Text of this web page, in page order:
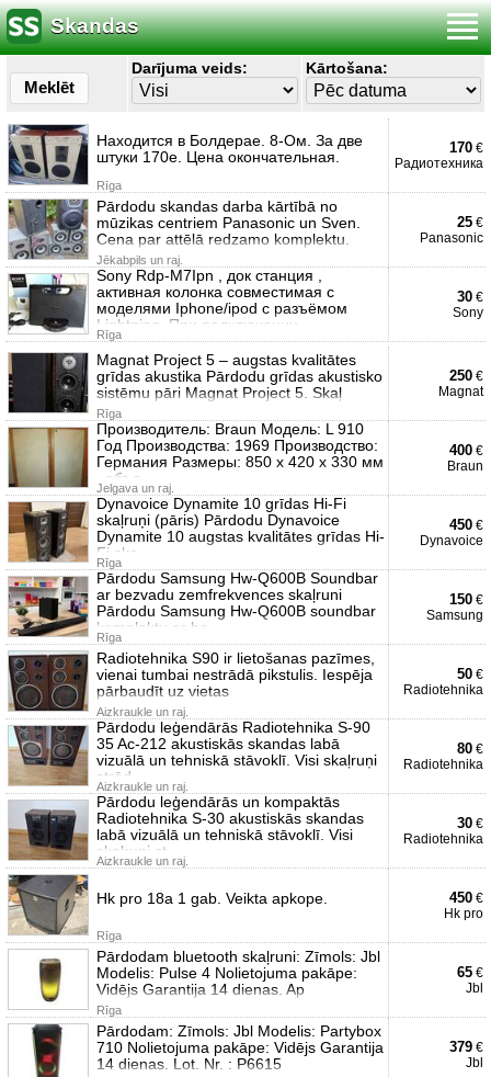
Skandas
Meklēt
Darījuma veids: Kārtošana:
Находится в Болдерае. 8-Ом. За две
штуки 170е. Цена окончательная.
Rīga
170 €
Радиотехника
Pārdodu skandas darba kārtībā no
mūzikas centriem Panasonic un Sven.
Cena par attēlā redzamo komplektu.
Jēkabpils un raj.
25 €
Panasonic
Sony Rdp-M7Ipn , док станция ,
активная колонка совместимая с
моделями Iphone/ipod с разъёмом
Lightning. При подключении
Rīga
30 €
Sony
Magnat Project 5 – augstas kvalitātes
grīdas akustika Pārdodu grīdas akustisko
sistēmu pāri Magnat Project 5. Skaļ
Rīga
250 €
Magnat
Производитель: Braun Модель: L 910
Год Производства: 1969 Производство:
Германия Размеры: 850 x 420 x 330 мм
, объе
Jelgava un raj.
400 €
Braun
Dynavoice Dynamite 10 grīdas Hi-Fi
skaļruņi (pāris) Pārdodu Dynavoice
Dynamite 10 augstas kvalitātes grīdas Hi-
Fi ska
Rīga
450 €
Dynavoice
Pārdodu Samsung Hw-Q600B Soundbar
ar bezvadu zemfrekvences skaļruni
Pārdodu Samsung Hw-Q600B soundbar
komplektu ar be
Rīga
150 €
Samsung
Radiotehnika S90 ir lietošanas pazīmes,
vienai tumbai nestrādā pikstulis. Iespēja
pārbaudīt uz vietas
Aizkraukle un raj.
50 €
Radiotehnika
Pārdodu leģendārās Radiotehnika S-90
35 Ac-212 akustiskās skandas labā
vizuālā un tehniskā stāvoklī. Visi skaļruņi
strād
Aizkraukle un raj.
80 €
Radiotehnika
Pārdodu leģendārās un kompaktās
Radiotehnika S-30 akustiskās skandas
labā vizuālā un tehniskā stāvoklī. Visi
skaļruņi st
Aizkraukle un raj.
30 €
Radiotehnika
Hk pro 18a 1 gab. Veikta apkope.
Rīga
450 €
Hk pro
Pārdodam bluetooth skaļruni: Zīmols: Jbl
Modelis: Pulse 4 Nolietojuma pakāpe:
Vidējs Garantija 14 dienas. Ap
Rīga
65 €
Jbl
Pārdodam: Zīmols: Jbl Modelis: Partybox
710 Nolietojuma pakāpe: Vidējs Garantija
14 dienas. Lot. Nr. : P6615
379 €
Jbl